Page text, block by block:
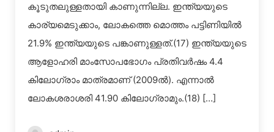
കൂടുതലുള്ളതായി കാണുന്നില്ല. ഇന്ത്യയുടെ
കാര്യമെടുക്കാം, ലോകത്തെ മൊത്തം പട്ടിണിയില്‍
21.9% ഇന്ത്യയുടെ പങ്കാണുള്ളത്.(17) ഇന്ത്യയുടെ
ആളോഹരി മാംസോപഭോഗം പ്രതിവര്‍ഷം 4.4
കിലോഗ്രാം മാത്രമാണ് (2009ല്‍). എന്നാല്‍
ലോകശരാശരി 41.90 കിലോഗ്രാമും.(18) […]